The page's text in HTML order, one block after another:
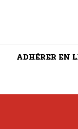
ADHÉRER EN